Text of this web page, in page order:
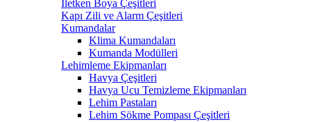
İletken Boya Çeşitleri
Kapı Zili ve Alarm Çeşitleri
Kumandalar
Klima Kumandaları
Kumanda Modülleri
Lehimleme Ekipmanları
Havya Çeşitleri
Havya Ucu Temizleme Ekipmanları
Lehim Pastaları
Lehim Sökme Pompası Çeşitleri